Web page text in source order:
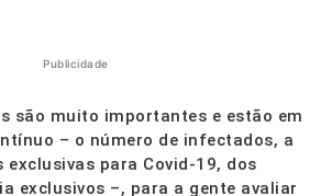
Publicidade
são muito importantes e estão em
– o número de infectados, a
exclusivas para Covid-19, dos
exclusivos –, para a gente avaliar